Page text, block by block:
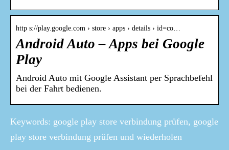
http s://play.google.com › store › apps › details › id=co…
Android Auto – Apps bei Google
Play
Android Auto mit Google Assistant per Sprachbefehl
bei der Fahrt bedienen.
Keywords: google play store verbindung prüfen, google
play store verbindung prüfen und wiederholen